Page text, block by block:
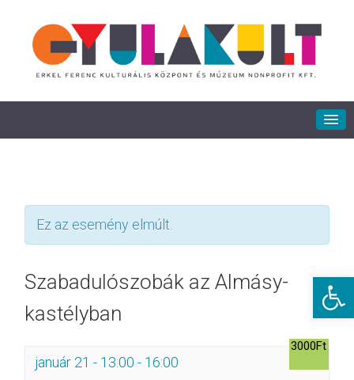
Ez az esemény elmúlt.
Szabadulószobák az Almásy-
kastélyban
január 21 - 13:00 - 16:00
3000Ft